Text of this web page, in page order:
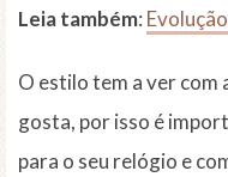
Leia também:
O estilo tem a ver com
gosta, por isso é
para o seu relógio e